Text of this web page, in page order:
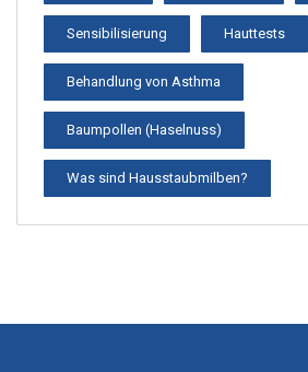
Sensibilisierung Hauttests
Behandlung von Asthma
Baumpollen (Haselnuss)
Was sind Hausstaubmilben?